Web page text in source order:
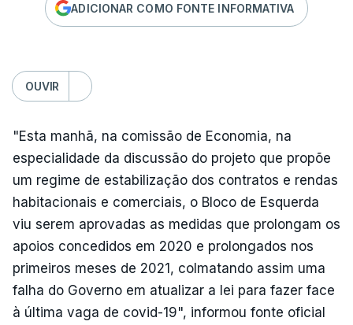
ADICIONAR COMO FONTE INFORMATIVA
OUVIR
"Esta manhã, na comissão de Economia, na
especialidade da discussão do projeto que propõe
um regime de estabilização dos contratos e rendas
habitacionais e comerciais, o Bloco de Esquerda
viu serem aprovadas as medidas que prolongam os
apoios concedidos em 2020 e prolongados nos
primeiros meses de 2021, colmatando assim uma
falha do Governo em atualizar a lei para fazer face
à última vaga de covid-19", informou fonte oficial